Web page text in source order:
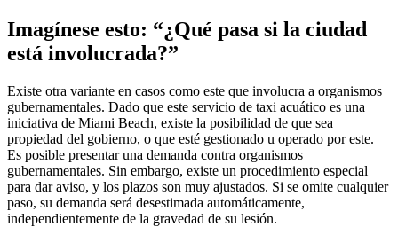
Imagínese esto: “¿Qué pasa si la ciudad
está involucrada?”
Existe otra variante en casos como este que involucra a organismos
gubernamentales. Dado que este servicio de taxi acuático es una
iniciativa de Miami Beach, existe la posibilidad de que sea
propiedad del gobierno, o que esté gestionado u operado por este.
Es posible presentar una demanda contra organismos
gubernamentales. Sin embargo, existe un procedimiento especial
para dar aviso, y los plazos son muy ajustados. Si se omite cualquier
paso, su demanda será desestimada automáticamente,
independientemente de la gravedad de su lesión.